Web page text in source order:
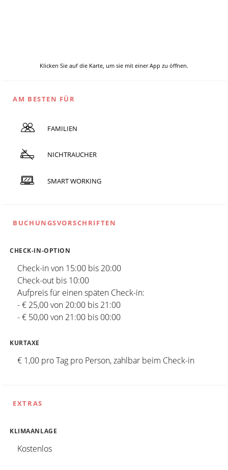
Klicken Sie auf die Karte, um sie mit einer App zu öffnen.
AM BESTEN FÜR
FAMILIEN
NICHTRAUCHER
SMART WORKING
BUCHUNGSVORSCHRIFTEN
CHECK-IN-OPTION
Check-in von 15:00 bis 20:00
Check-out bis 10:00
Aufpreis für einen späten Check-in:
- € 25,00 von 20:00 bis 21:00
- € 50,00 von 21:00 bis 00:00
KURTAXE
€ 1,00 pro Tag pro Person, zahlbar beim Check-in
EXTRAS
KLIMAANLAGE
Kostenlos